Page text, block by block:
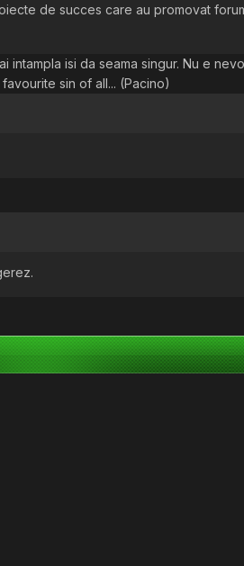
de succes care au promovat
isi da seama singur. Nu e
sin of all... (Pacino)